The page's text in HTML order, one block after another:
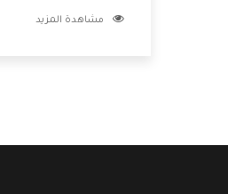
خدمات ما بعد البيع مع
مشاهدة المزيد